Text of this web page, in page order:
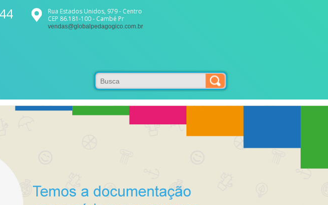
Rua Estados Unidos, 979 - Centro
CEP 86.181-100 - Cambé Pr
vendas@globalpedagogico.com.br